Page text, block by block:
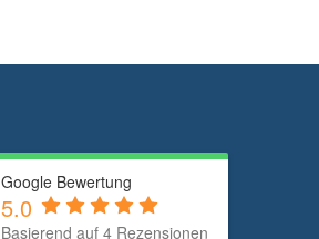
Google Bewertung
5.0
Basierend auf 4 Rezensionen